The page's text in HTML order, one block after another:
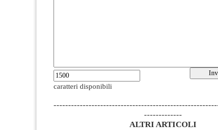
caratteri disponibili
-------------
ALTRI ARTICOLI